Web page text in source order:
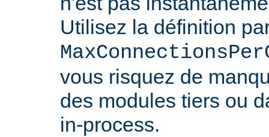
Utilisez la définition
vous risquez de
des modules tiers ou
in-process.